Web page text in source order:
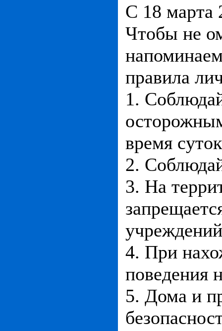
С 18 марта
Чтобы не
правила
1.
время
2.
3. На
4. При
поведения
5. Дома и